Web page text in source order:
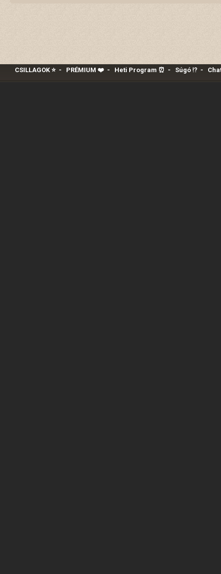
CSILLAGOK ⭐- PRÉMIUM ❤️‍- Heti Program ⏰ - Súgó ⁉️-